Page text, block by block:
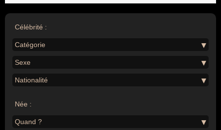
Célébrité :
Catégorie
Sexe
Nationalité
Née :
Quand ?